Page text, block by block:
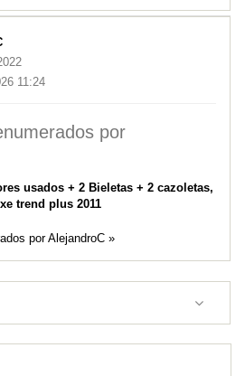
11:24
por
usados + 2 Bieletas + 2 cazoletas,
trend plus 2011
por AlejandroC »